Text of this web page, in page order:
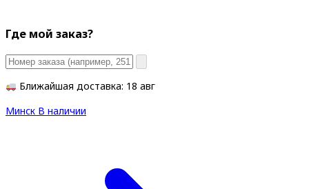
Где мой заказ?
Ближайшая доставка: 18 авг
Минск В наличии